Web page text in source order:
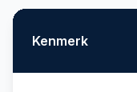
Kenmerk